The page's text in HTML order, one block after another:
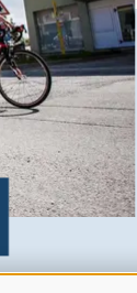
FAMILY HOTEL